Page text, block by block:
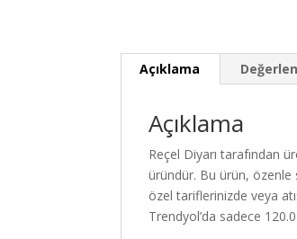
Açıklama
Açıklama
Reçel Diyarı tarafından
üründür. Bu ürün, özenle
özel tariflerinizde veya
Trendyol’da sadece